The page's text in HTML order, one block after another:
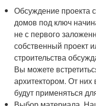
Обсуждение проекта
домов под ключ
не с первого
собственный проект
строительства
Вы можете
архитектором. От них
будут применяться